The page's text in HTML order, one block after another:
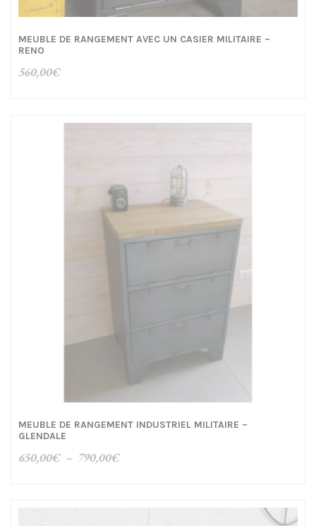
MEUBLE DE RANGEMENT AVEC UN CASIER MILITAIRE –
RENO
560,00€
MEUBLE DE RANGEMENT INDUSTRIEL MILITAIRE –
GLENDALE
650,00€ – 790,00€Plage
650,00€